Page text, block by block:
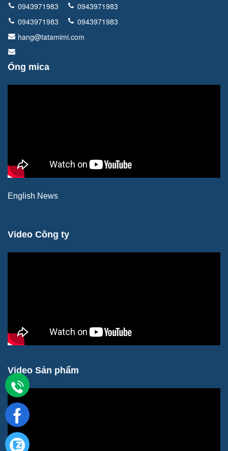
0943971983
0943971983
0943971983
0943971983
hang@tatamimi.com
Ống mica
English News
Video Công ty
Video Sản phẩm